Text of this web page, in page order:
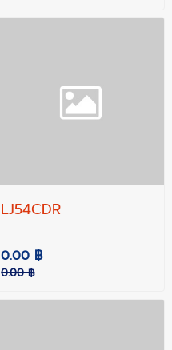
LJ54CDR
0.00 ฿
0.00 ฿